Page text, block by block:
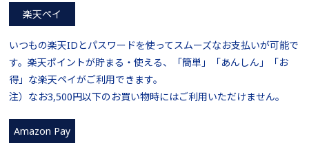
楽天ペイ
いつもの楽天IDとパスワードを使ってスムーズなお支払いが可能で
す。楽天ポイントが貯まる・使える、「簡単」「あんしん」「お
得」な楽天ペイがご利用できます。
注）なお3,500円以下のお買い物時にはご利用いただけません。
Amazon Pay